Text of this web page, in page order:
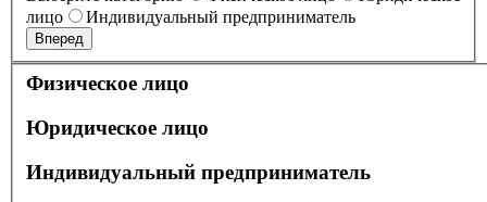
лицо
Индивидуальный предприниматель
Вперед
Физическое лицо
Юридическое лицо
Индивидуальный предприниматель